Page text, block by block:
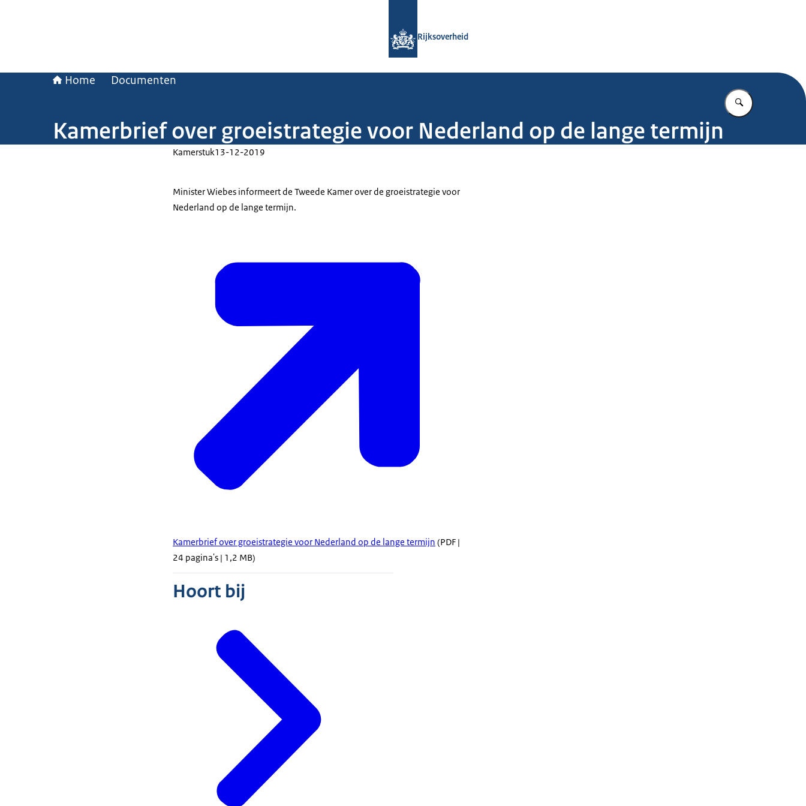
Rijksoverheid
Home Documenten
Vul in wat u
Kamerbrief over groeistrategie voor Nederland op de lange termijn
Kamerstuk13-12-2019
Minister Wiebes informeert de Tweede Kamer over de groeistrategie voor
Nederland op de lange termijn.
Kamerbrief over groeistrategie voor Nederland op de lange termijn (PDF |
24 pagina's | 1,2 MB)
Hoort bij